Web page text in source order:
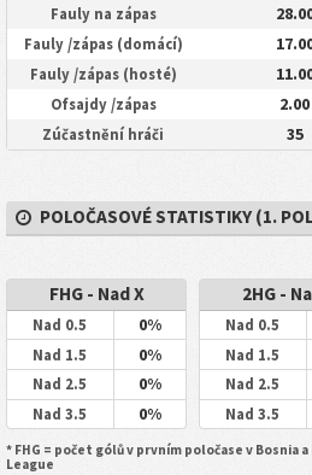
Fauly na zápas
Fauly /zápas (domácí)
Fauly /zápas (hosté)
Ofsajdy /zápas 2.00
Zúčastnění hráči 35
POLOČASOVÉ STATISTIKY (1.
FHG - Nad X
Nad 0.5 0%
Nad 1.5 0%
Nad 2.5 0%
Nad 3.5 0%
2HG -
Nad 0.5
Nad 1.5
Nad 2.5
Nad 3.5
* FHG = počet gólů v prvním poločase v Bosnia
League